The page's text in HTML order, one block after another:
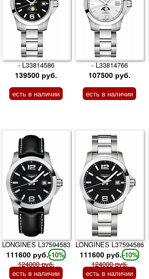
- L33814586
139500 руб.
есть в наличии
- L33814766
107500 руб.
есть в наличии
LONGINES L37594583
111600 руб.-10%
124000 руб.
есть в наличии
LONGINES L37594586
111600 руб.-10%
124000 руб.
есть в наличии